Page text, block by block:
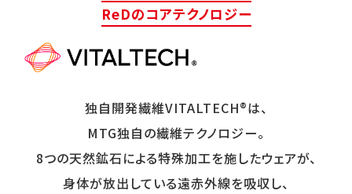
ReDのコアテクノロジー
独自開発繊維VITALTECH®は、
MTG独自の繊維テクノロジー。
8つの天然鉱石による特殊加工を施したウェアが、
身体が放出している遠赤外線を吸収し、